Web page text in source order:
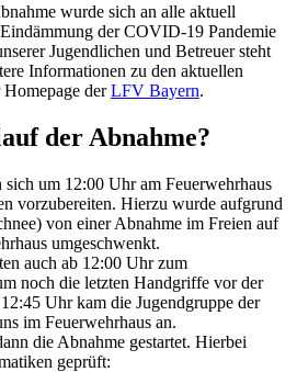
wurde sich an alle aktuell
der COVID-19 Pandemie
Jugendlichen und Betreuer steht
Informationen zu den aktuellen
derLFV Bayern.
der Abnahme?
sich um 12:00 Uhr am Feuerwehrhaus
vorzubereiten. Hierzu wurde aufgrund
von einer Abnahme im Freien auf
umgeschwenkt.
auch ab 12:00 Uhr zum
noch die letzten Handgriffe vor der
Uhr kam die Jugendgruppe der
im Feuerwehrhaus an.
die Abnahme gestartet. Hierbei
geprüft: